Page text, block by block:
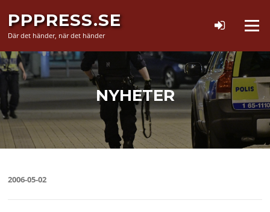
innehåll
PPPRESS.SE
Där det händer, när det händer
Meny
NYHETER
2006-05-02